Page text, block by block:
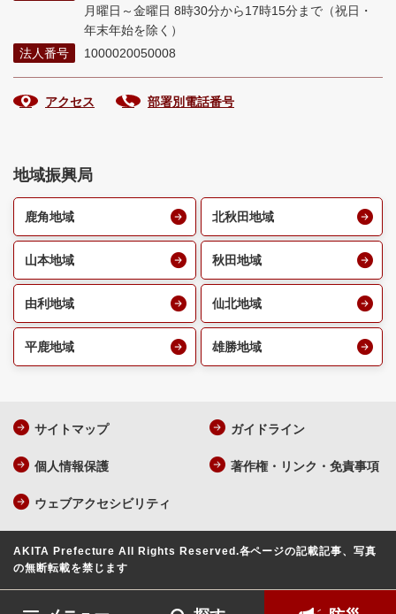
月曜日～金曜日 8時30分から17時15分まで （祝日・
年末年始を除く）
法人番号
1000020050008
アクセス 部署別電話番号
地域振興局
鹿角地域 北秋田地域
山本地域 秋田地域
由利地域 仙北地域
平鹿地域 雄勝地域
サイトマップ ガイドライン
個人情報保護 著作権・リンク・免責事項
ウェブアクセシビリティ
AKITA Prefecture All Rights Reserved.各ページの記載記事、写真
の無断転載を禁じます